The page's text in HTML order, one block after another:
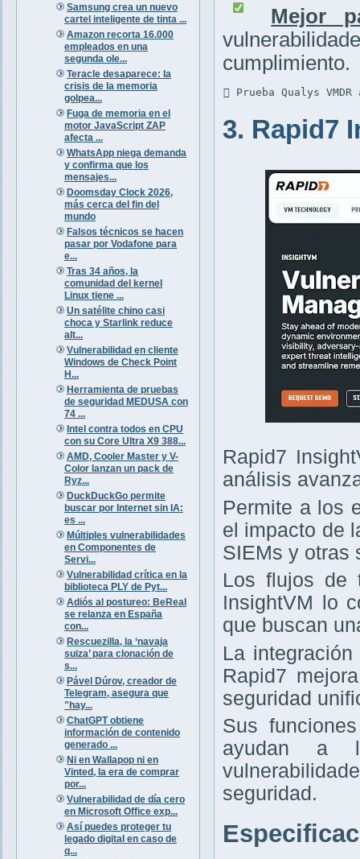
Samsung crea un nuevo
cartel inteligente de tinta ...
Amazon recorta 16.000
empleados en una
segunda ole...
Teracle desaparece: la
crisis de la memoria
golpea...
Fuga de memoria en el
motor JavaScript ZAP
afecta ...
WhatsApp niega demanda
y confirma que los
mensajes...
Doomsday Clock 2026,
más cerca del fin del
mundo
Falsos técnicos se hacen
pasar por Vodafone para
e...
Tras 34 años, la
comunidad del kernel
Linux tiene ...
Un satélite chino casi
choca y Starlink reduce
alt...
Vulnerabilidad en cliente
Windows de Check Point
H...
Herramienta de pruebas
de seguridad MEDUSA con
74 ...
Intel contra todos en CPU
con su Core Ultra X9 388...
AMD, Cooler Master y V-
Color lanzan un pack de
Ryz...
DuckDuckGo permite
buscar por Internet sin IA:
es ...
Múltiples vulnerabilidades
en Componentes de
Servi...
Vulnerabilidad crítica en la
biblioteca PLY de Pyt...
Adiós al postureo: BeReal
se relanza en España
con...
Rescuezilla, la ‘navaja
suiza’ para clonación de
s...
Pável Dúrov, creador de
Telegram, asegura que
"hay...
ChatGPT obtiene
información de contenido
generado ...
Ni en Wallapop ni en
Vinted, la era de comprar
por...
Vulnerabilidad de día cero
en Microsoft Office exp...
Así puedes proteger tu
legado digital en caso de
q...
Mejor
cumplimiento.
 Prueba Qualys
3. Rapid7
Rapid7
análisis
Permite a los
el impacto de
SIEMs y otras
Los flujos de
InsightVM lo
que buscan
La
Rapid7
seguridad
Sus
ayudan a
seguridad.